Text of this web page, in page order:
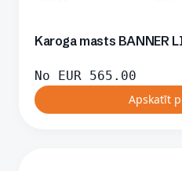
Karoga masts BANNER
No EUR 565.00
Apskatīt